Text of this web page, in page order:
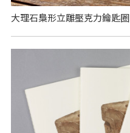
大理石梟形立雕壓克力鑰匙圈